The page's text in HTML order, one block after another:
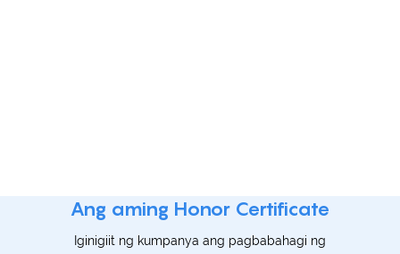
Ang aming Honor Certificate
Iginigiit ng kumpanya ang pagbabahagi ng